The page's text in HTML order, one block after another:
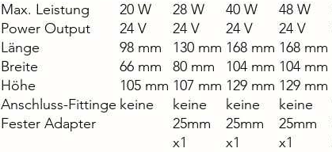
Max. Leistung
20 W 28 W 40 W 48 W
Power Output
24 V 24 V 24 V 24 V
Länge
98 mm 130 mm 168 mm 168 mm
Breite
66 mm 80 mm 104 mm 104 mm
Höhe
105 mm 107 mm 129 mm 129 mm
Anschluss-Fittinge keine keine keine keine
Fester Adapter
25mm
x1
25mm
x1
25mm
x1